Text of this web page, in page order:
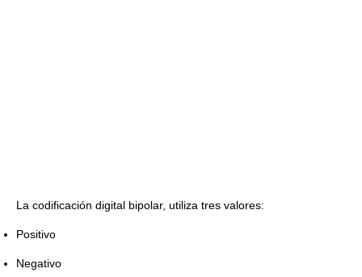
La codificación digital bipolar, utiliza tres valores:
Positivo
Negativo